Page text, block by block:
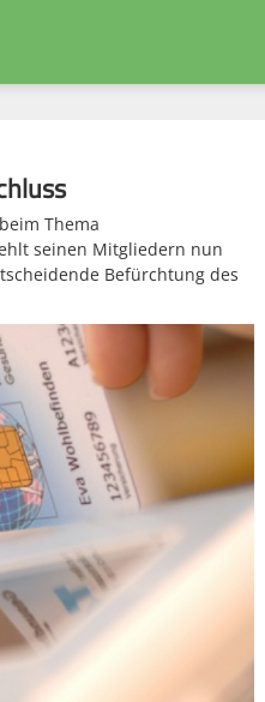
Thema
seinen Mitgliedern nun
Befürchtung des